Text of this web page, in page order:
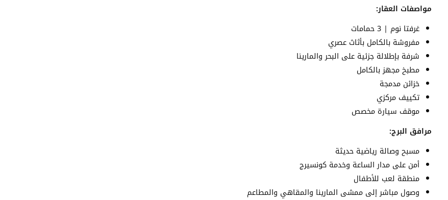
مواصفات العقار:
غرفتا نوم | 3 حمامات
مفروشة بالكامل بأثاث عصري
شرفة بإطلالة جزئية على البحر والمارينا
مطبخ مجهز بالكامل
خزائن مدمجة
تكييف مركزي
موقف سيارة مخصص
مرافق البرج:
مسبح وصالة رياضية حديثة
أمن على مدار الساعة وخدمة كونسيرج
منطقة لعب للأطفال
وصول مباشر إلى ممشى المارينا والمقاهي والمطاعم